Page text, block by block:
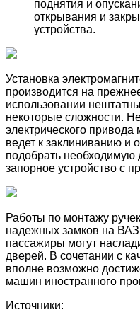
поднятия и
открывания и
устройства.
Установка
производится на
использовании
некоторые сложности.
электрического
ведет к заклиниванию и
подобрать необходимую
запорное устройство с
Работы по монтажу
надежных замков на ВАЗ
пассажиры могут
дверей. В сочетании с
вполне возможно
машин иностранного
Источники: